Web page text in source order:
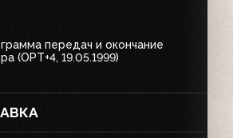
передач и окончание
(ОРТ+4, 19.05.1999)